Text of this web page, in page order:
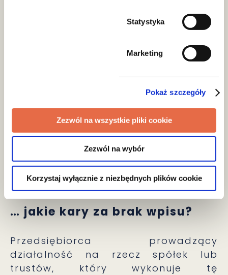
Statystyka
Marketing
Pokaż szczegóły
Zezwól na wszystkie pliki cookie
Zezwól na wybór
Korzystaj wyłącznie z niezbędnych plików cookie
ukończenia szkolenia lub kursu
praktyczne zagadnienia związane
najmniej roku, czynności
związanych z działalnością na
rzecz spółek lub trustów –
potwierdzonych odpowiednimi
dokumentami.
… jakie kary za brak wpisu?
Przedsiębiorca prowadzący
działalność na rzecz spółek lub
trustów, który wykonuje tę